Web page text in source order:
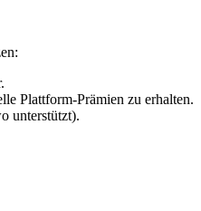
Plattform-Prämien zu erhalten.
unterstützt).